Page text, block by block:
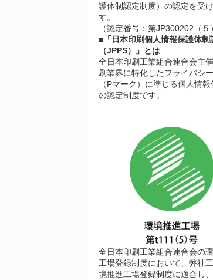
護体制認定制度）の認定を受
す。
（認定番号：第JP300202（５
■「日本印刷個人情報保護体制
（JPPS）」とは
全日本印刷工業組合連合会主
刷業界に特化したプライバシ
（Pマーク）に準じる個人情報
の認定制度です。
全日本印刷工業組合連合会の
工場登録制度において、弊社
境推進工場登録制度に適合し